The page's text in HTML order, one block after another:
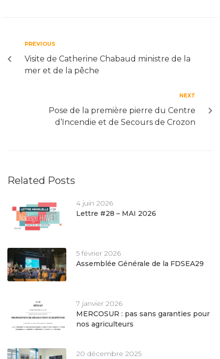
PREVIOUS
Visite de Catherine Chabaud ministre de la
mer et de la pêche
NEXT
Pose de la première pierre du Centre
d’Incendie et de Secours de Crozon
Related Posts
4 juin 2026
Lettre #28 – MAI 2026
5 février 2026
Assemblée Générale de la FDSEA29
7 janvier 2026
MERCOSUR : pas sans garanties pour
nos agriculteurs
20 décembre 2025